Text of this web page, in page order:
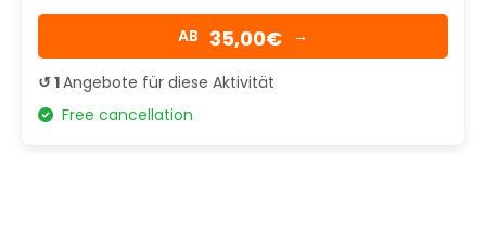
AB 35,00€ →
↺ 1Angebote für diese Aktivität
Free cancellation